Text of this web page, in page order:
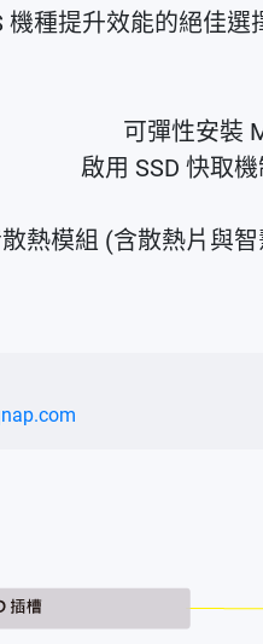
機種提升效能的絕佳
可彈性安裝
啟用 SSD 快取
熱模組 (含散熱片與